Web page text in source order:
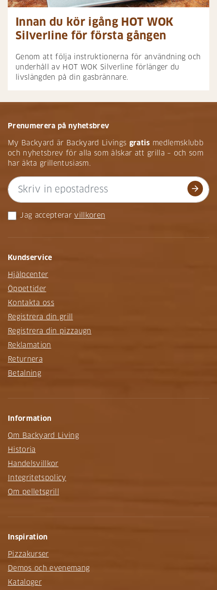
Innan du kör igång HOT WOK
Silverline för första gången
Genom att följa instruktionerna för användning och
underhåll av HOT WOK Silverline förlänger du
livslängden på din gasbrännare.
Prenumerera på nyhetsbrev
My Backyard är Backyard Livings gratis medlemsklubb
och nyhetsbrev för alla som älskar att grilla – och som
har äkta grillentusiasm.
arrow_forward
Jag accepterar villkoren
Kundservice
Hjälpcenter
Öppettider
Kontakta oss
Registrera din grill
Registrera din pizzaugn
Reklamation
Returnera
Betalning
Information
Om Backyard Living
Historia
Handelsvillkor
Integritetspolicy
Om pelletsgrill
Inspiration
Pizzakurser
Demos och evenemang
Kataloger